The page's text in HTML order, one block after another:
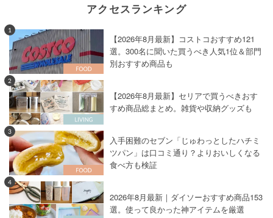
アクセスランキング
1
【2026年8月最新】コストコおすすめ121
選。300名に聞いた買うべき人気1位＆部門
別おすすめ商品も
2
【2026年8月最新】セリアで買うべきおす
すめ商品総まとめ。雑貨や収納グッズも
3
入手困難のセブン「じゅわっとしたハチミ
ツパン」は口コミ通り？よりおいしくなる
食べ方も検証
4
2026年8月最新｜ダイソーおすすめ商品153
選。使って良かった神アイテムを厳選